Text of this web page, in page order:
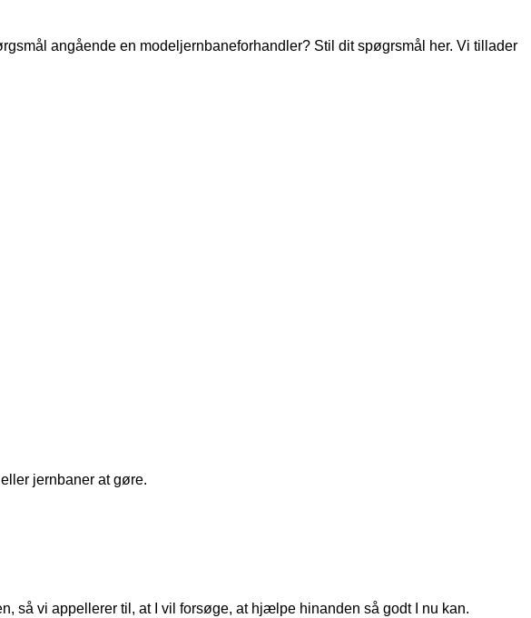
angående en modeljernbaneforhandler? Stil dit spøgrsmål her. Vi tillader
jernbaner at gøre.
så vi appellerer til, at I vil forsøge, at hjælpe hinanden så godt I nu kan.